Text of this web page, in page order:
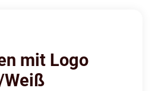
mit Logo